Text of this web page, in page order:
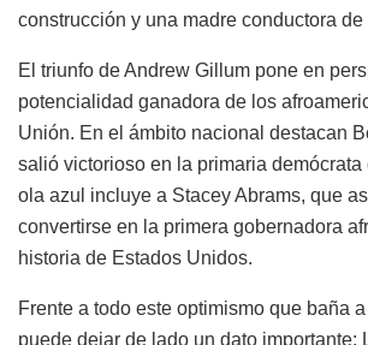
construcción y una madre conductora
El triunfo de Andrew Gillum pone en
potencialidad ganadora de los
Unión. En el ámbito nacional destacan
salió victorioso en la primaria demócrata
ola azul incluye a Stacey Abrams, que
convertirse en la primera gobernadora
historia de Estados Unidos.
Frente a todo este optimismo que baña
puede dejar de lado un dato importante: